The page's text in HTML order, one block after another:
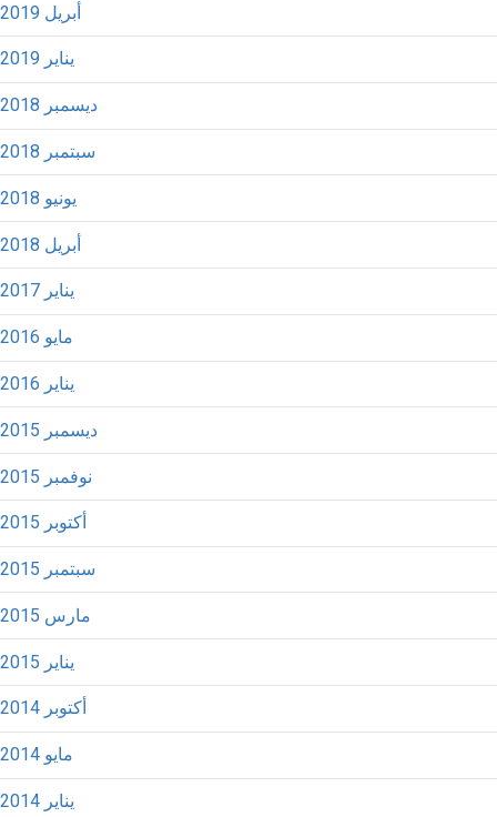
أبريل 2019
يناير 2019
ديسمبر 2018
سبتمبر 2018
يونيو 2018
أبريل 2018
يناير 2017
مايو 2016
يناير 2016
ديسمبر 2015
نوفمبر 2015
أكتوبر 2015
سبتمبر 2015
مارس 2015
يناير 2015
أكتوبر 2014
مايو 2014
يناير 2014